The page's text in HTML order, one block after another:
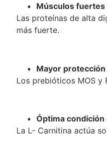
Músculos fuertes
Las proteínas de alta
más fuerte.
Mayor
Los prebióticos MOS y
Óptima
La L- Carnitina actúa